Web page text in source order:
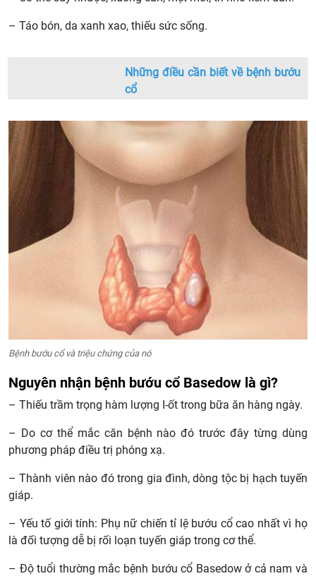
– Táo bón, da xanh xao, thiếu sức sống.
Những điều cần biết về bệnh bướu
cổ
Bệnh bướu cổ và triệu chứng của nó
Nguyên nhận bệnh bướu cổ Basedow là gì?
– Thiếu trầm trọng hàm lượng I-ốt trong bữa ăn hàng ngày.
– Do cơ thể mắc căn bệnh nào đó trước đây từng dùng
phương pháp điều trị phóng xạ.
– Thành viên nào đó trong gia đình, dòng tộc bị hạch tuyến
giáp.
– Yếu tố giới tính: Phụ nữ chiến tỉ lệ bướu cổ cao nhất vì họ
là đối tượng dễ bị rối loạn tuyến giáp trong cơ thể.
– Độ tuổi thường mắc bệnh bướu cổ Basedow ở cả nam và